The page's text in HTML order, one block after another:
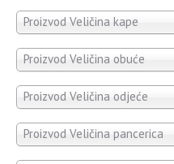
Proizvod Veličina kape
Proizvod Veličina obuće
Proizvod Veličina odjeće
Proizvod Veličina pancerica